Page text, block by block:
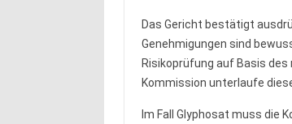
Das Gericht bestätigt
Genehmigungen sind
Risikoprüfung auf Basis
Kommission unterlaufe
Im Fall Glyphosat muss die